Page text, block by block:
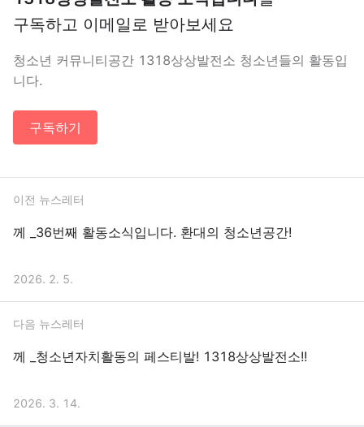
구독하고 이메일로 받아보세요
청소년 커뮤니티공간 1318상상발전소 청소년들의 활동입
니다.
구독하기
이전 뉴스레터
께 _36번째 활동소식입니다. 환대의 청소년공간!
2026. 2. 5.
다음 뉴스레터
께 _청소년자치활동의 페스티발! 1318상상발전소!!
2026. 3. 14.